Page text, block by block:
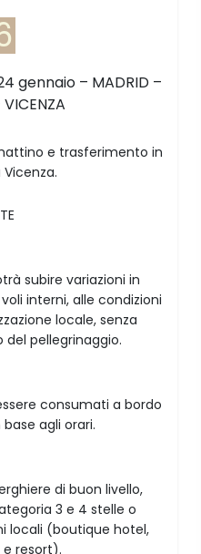
gennaio – MADRID –
e trasferimento in
subire variazioni in
interni, alle condizioni
locale, senza
pellegrinaggio.
consumati a bordo
agli orari.
di buon livello,
3 e 4 stelle o
locali (boutique hotel,
resort).